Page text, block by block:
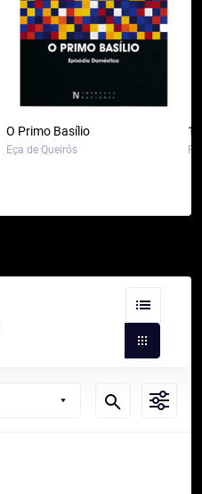
O Primo Basílio
Eça de Queirós